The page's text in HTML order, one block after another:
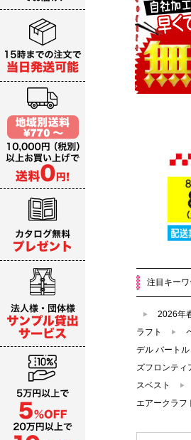
注目キーワ
2026年
ラフト
デル バートル
ズフロンティ
スベスト
エアークラフ